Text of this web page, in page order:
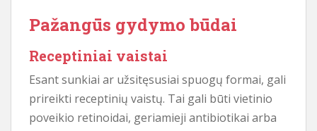
Pažangūs gydymo būdai
Receptiniai vaistai
Esant sunkiai ar užsitęsusiai spuogų formai, gali
prireikti receptinių vaistų. Tai gali būti vietinio
poveikio retinoidai, geriamieji antibiotikai arba